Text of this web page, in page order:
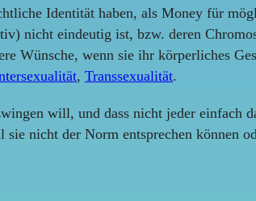
Identität haben, als Money für
nicht eindeutig ist, bzw. deren
Wünsche, wenn sie ihr körperliches
, Transsexualität.
will, und dass nicht jeder einfach
nicht der Norm entsprechen können